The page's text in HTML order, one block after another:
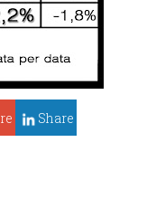
Share